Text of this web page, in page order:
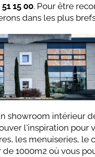
15 00. Pour être
dans les plus
showroom intérieur
l'inspiration pour
les menuiseries, le
1000m2 où vous